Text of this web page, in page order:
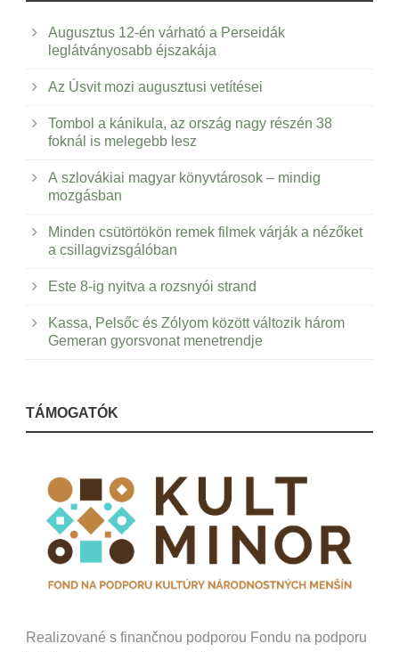
Augusztus 12-én várható a Perseidák
leglátványosabb éjszakája
Az Úsvit mozi augusztusi vetítései
Tombol a kánikula, az ország nagy részén 38
foknál is melegebb lesz
A szlovákiai magyar könyvtárosok – mindig
mozgásban
Minden csütörtökön remek filmek várják a nézőket
a csillagvizsgálóban
Este 8-ig nyitva a rozsnyói strand
Kassa, Pelsőc és Zólyom között változik három
Gemeran gyorsvonat menetrendje
TÁMOGATÓK
Realizované s finančnou podporou Fondu na podporu